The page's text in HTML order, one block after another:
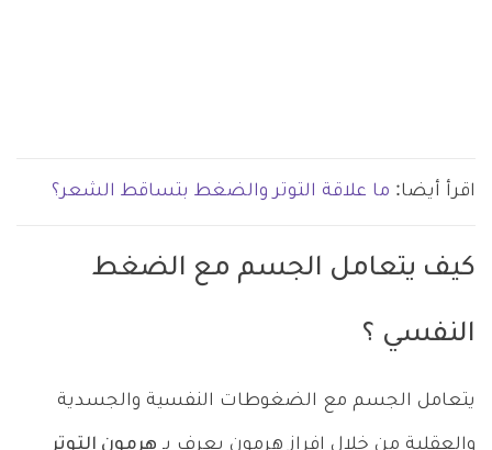
اقرأ أيضا: ما علاقة التوتر والضغط بتساقط الشعر؟
كيف يتعامل الجسم مع الضغط
النفسي ؟
يتعامل الجسم مع الضغوطات النفسية والجسدية
والعقلية من خلال إفراز هرمون يعرف بـ هرمون التوتر